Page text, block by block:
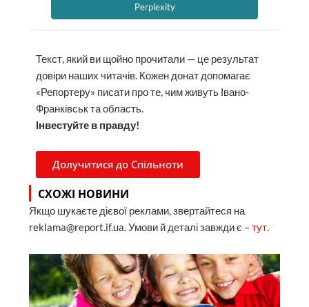
Perplexity
Текст, який ви щойно прочитали — це результат
довіри наших читачів. Кожен донат допомагає
«Репортеру» писати про те, чим живуть Івано-
Франківськ та область.
Інвестуйте в правду!
Долучитися до Спільноти
СХОЖІ НОВИНИ
Якщо шукаєте дієвої реклами, звертайтеся на
reklama@report.if.ua. Умови й деталі завжди є –тут.